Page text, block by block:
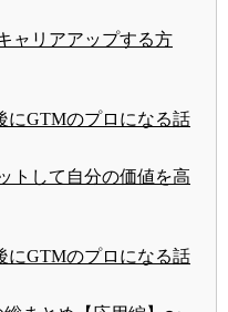
ャリアアップする方
にGTMのプロになる話
トして自分の価値を高
にGTMのプロになる話